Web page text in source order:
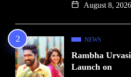
August 8, 2026
NEWS
Rambha
Launch on